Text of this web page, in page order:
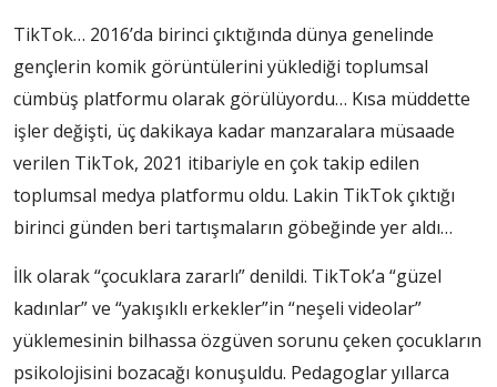
TikTok… 2016’da birinci çıktığında dünya genelinde
gençlerin komik görüntülerini yüklediği toplumsal
cümbüş platformu olarak görülüyordu… Kısa müddette
işler değişti, üç dakikaya kadar manzaralara müsaade
verilen TikTok, 2021 itibariyle en çok takip edilen
toplumsal medya platformu oldu. Lakin TikTok çıktığı
birinci günden beri tartışmaların göbeğinde yer aldı…
İlk olarak “çocuklara zararlı” denildi. TikTok’a “güzel
kadınlar” ve “yakışıklı erkekler”in “neşeli videolar”
yüklemesinin bilhassa özgüven sorunu çeken çocukların
psikolojisini bozacağı konuşuldu. Pedagoglar yıllarca